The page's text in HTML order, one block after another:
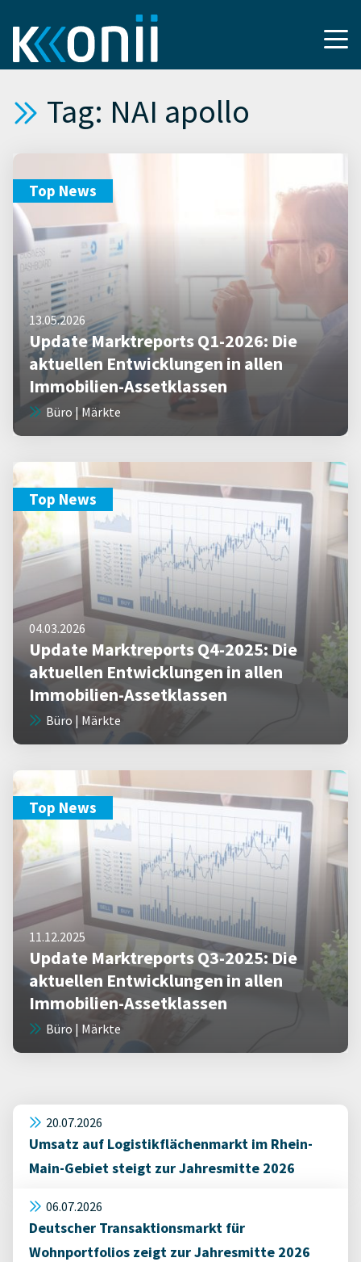
Tag: NAI apollo
Top News
13.05.2026
Update Marktreports Q1-2026: Die
aktuellen Entwicklungen in allen
Immobilien-Assetklassen
Büro | Märkte
Top News
04.03.2026
Update Marktreports Q4-2025: Die
aktuellen Entwicklungen in allen
Immobilien-Assetklassen
Büro | Märkte
Top News
11.12.2025
Update Marktreports Q3-2025: Die
aktuellen Entwicklungen in allen
Immobilien-Assetklassen
Büro | Märkte
20.07.2026
Umsatz auf Logistikflächenmarkt im Rhein-
Main-Gebiet steigt zur Jahresmitte 2026
06.07.2026
Deutscher Transaktionsmarkt für
Wohnportfolios zeigt zur Jahresmitte 2026